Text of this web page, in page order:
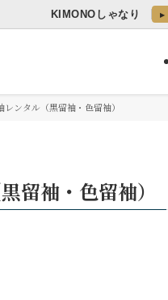
KIMONOしゃなり
レンタル（黒留袖・色留袖）
留袖・色留袖）